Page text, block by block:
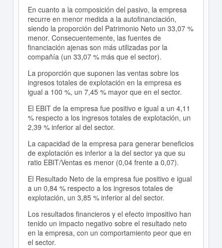
En cuanto a la composición del pasivo, la empresa
recurre en menor medida a la autofinanciación,
siendo la proporción del Patrimonio Neto un 33,07 %
menor. Consecuentemente, las fuentes de
financiación ajenas son más utilizadas por la
compañía (un 33,07 % más que el sector).
La proporción que suponen las ventas sobre los
ingresos totales de explotación en la empresa es
igual a 100 %, un 7,45 % mayor que en el sector.
El EBIT de la empresa fue positivo e igual a un 4,11
% respecto a los ingresos totales de explotación, un
2,39 % inferior al del sector.
La capacidad de la empresa para generar beneficios
de explotación es inferior a la del sector ya que su
ratio EBIT/Ventas es menor (0,04 frente a 0,07).
El Resultado Neto de la empresa fue positivo e igual
a un 0,84 % respecto a los ingresos totales de
explotación, un 3,85 % inferior al del sector.
Los resultados financieros y el efecto impositivo han
tenido un impacto negativo sobre el resultado neto
en la empresa, con un comportamiento peor que en
el sector.